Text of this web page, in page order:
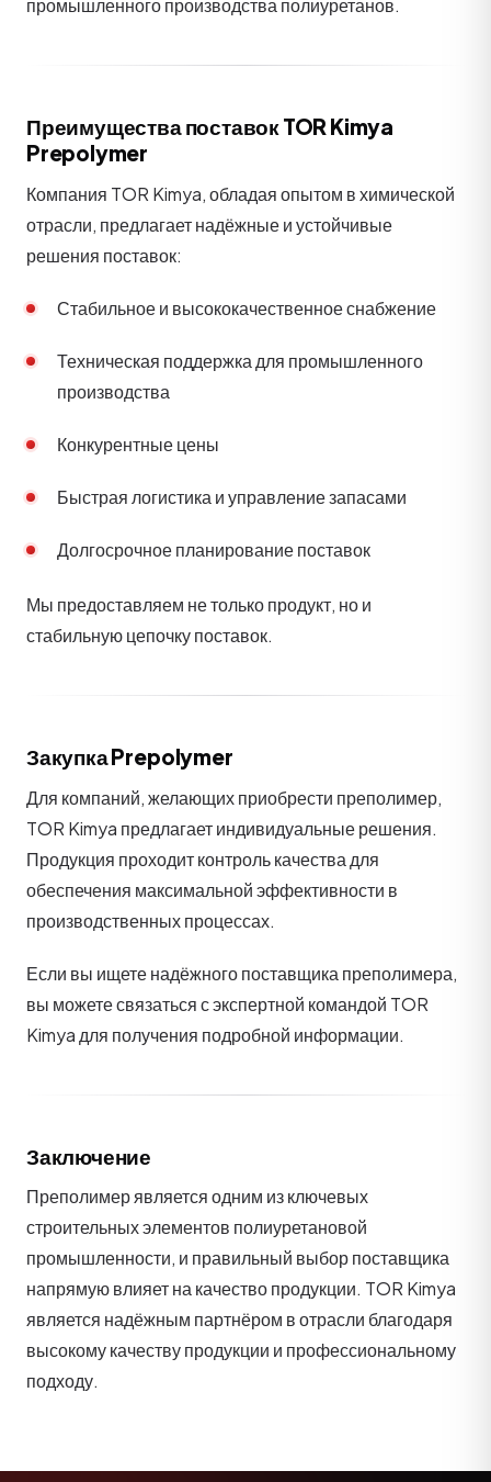
промышленного производства полиуретанов.
Преимущества поставок TOR Kimya
Prepolymer
Компания TOR Kimya, обладая опытом в химической
отрасли, предлагает надёжные и устойчивые
решения поставок:
Стабильное и высококачественное снабжение
Техническая поддержка для промышленного
производства
Конкурентные цены
Быстрая логистика и управление запасами
Долгосрочное планирование поставок
Мы предоставляем не только продукт, но и
стабильную цепочку поставок.
Закупка Prepolymer
Для компаний, желающих приобрести преполимер,
TOR Kimya предлагает индивидуальные решения.
Продукция проходит контроль качества для
обеспечения максимальной эффективности в
производственных процессах.
Если вы ищете надёжного поставщика преполимера,
вы можете связаться с экспертной командой TOR
Kimya для получения подробной информации.
Заключение
Преполимер является одним из ключевых
строительных элементов полиуретановой
промышленности, и правильный выбор поставщика
напрямую влияет на качество продукции. TOR Kimya
является надёжным партнёром в отрасли благодаря
высокому качеству продукции и профессиональному
подходу.